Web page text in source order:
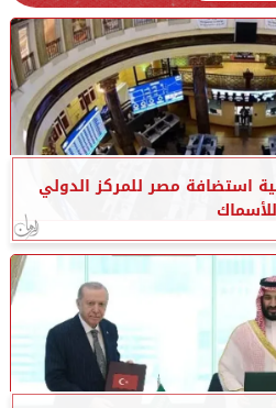
استضافة مصر للمركز الدولي
للأسماك